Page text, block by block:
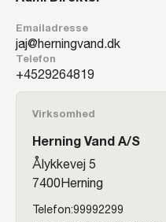
Emailadresse
jaj@herningvand.dk
Telefon
29264819
Virksomhed
Herning Vand A/S
Ålykkevej 5
7400Herning
99992299